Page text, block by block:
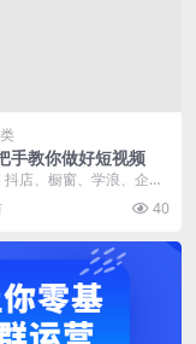
手教你做好短视频
店、橱窗、学浪、企业
盟实操课程！课程非常
浅出，通...
40